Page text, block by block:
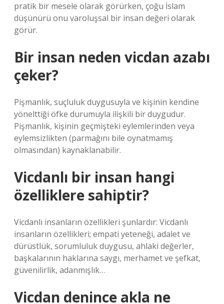
pratik bir mesele olarak görürken, çoğu İslam
düşünürü onu varoluşsal bir insan değeri olarak
görür.
Bir insan neden vicdan azabı
çeker?
Pişmanlık, suçluluk duygusuyla ve kişinin kendine
yönelttiği öfke durumuyla ilişkili bir duygudur.
Pişmanlık, kişinin geçmişteki eylemlerinden veya
eylemsizlikten (parmağını bile oynatmamış
olmasından) kaynaklanabilir.
Vicdanlı bir insan hangi
özelliklere sahiptir?
Vicdanlı insanların özellikleri şunlardır: Vicdanlı
insanların özellikleri; empati yeteneği, adalet ve
dürüstlük, sorumluluk duygusu, ahlaki değerler,
başkalarının haklarına saygı, merhamet ve şefkat,
güvenilirlik, adanmışlık…
Vicdan denince akla ne